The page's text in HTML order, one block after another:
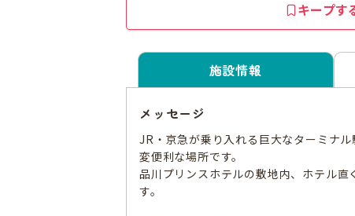
キープす
施設情報
メッセージ
JR・京急が乗り入れる巨大なターミナ
変便利な場所です。
品川プリンスホテルの敷地内、ホテル
す。